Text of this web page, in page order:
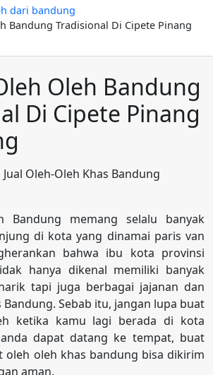
dari bandung
Bandung Tradisional Di Cipete Pinang
Oleh Bandung
Di Cipete Pinang
Oleh-Oleh Khas Bandung
Bandung memang selalu banyak
di kota yang dinamai paris van
bahwa ibu kota provinsi
hanya dikenal memiliki banyak
tapi juga berbagai jajanan dan
Sebab itu, jangan lupa buat
ketika kamu lagi berada di kota
dapat datang ke tempat, buat
oleh oleh khas bandung bisa dikirim
aman.